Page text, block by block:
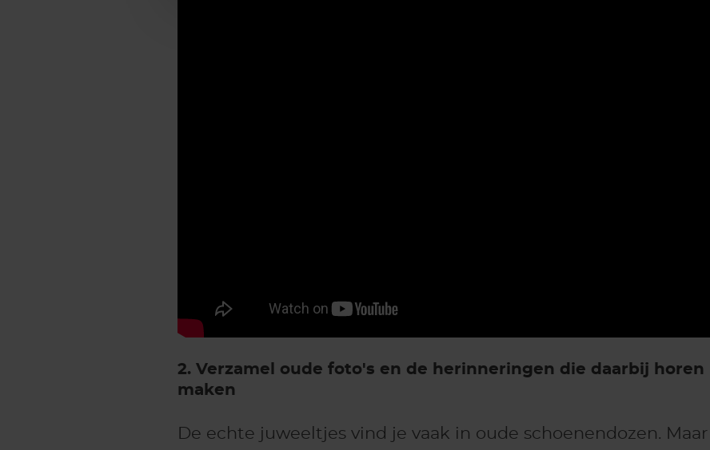
2. Verzamel oude foto's en de herinneringen die daarbij horen
maken
De echte juweeltjes vind je vaak in oude schoenendozen. Maar